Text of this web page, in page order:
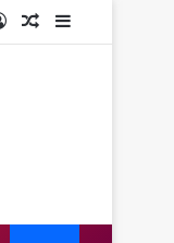
Log InRandom Article
Sidebar